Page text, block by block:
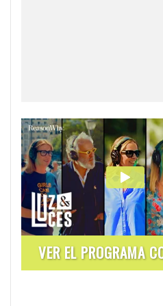
VER EL PROGRAMA